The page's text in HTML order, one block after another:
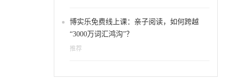
博实乐免费线上课：亲子阅读，如何跨越
“3000万词汇鸿沟”？
推荐